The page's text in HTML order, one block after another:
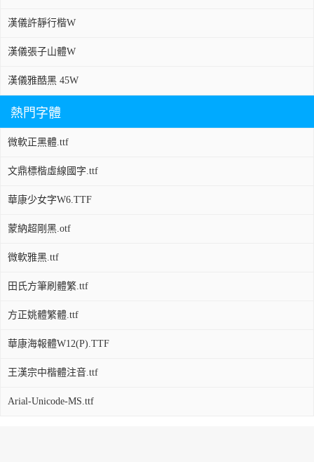
漢儀許靜行楷W
漢儀張子山體W
漢儀雅酷黑 45W
熱門字體
微軟正黑體.ttf
文鼎標楷虛線國字.ttf
華康少女字W6.TTF
蒙納超剛黑.otf
微軟雅黑.ttf
田氏方筆刷體繁.ttf
方正姚體繁體.ttf
華康海報體W12(P).TTF
王漢宗中楷體注音.ttf
Arial-Unicode-MS.ttf